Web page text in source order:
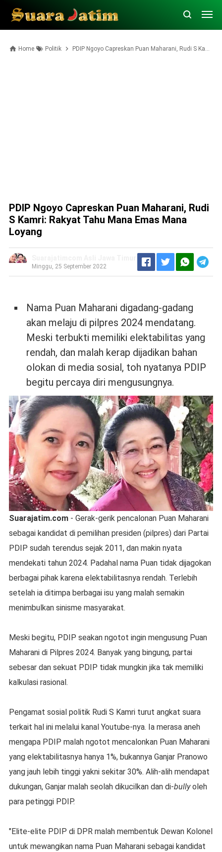
Home Politik PDIP Ngoyo Capreskan Puan Maharani, Rudi S Kamri: Rakyat Tahu Mana Emas Mana Loyang
PDIP Ngoyo Capreskan Puan Maharani, Rudi
S Kamri: Rakyat Tahu Mana Emas Mana
Loyang
Minggu, 25 September 2022
Nama Puan Maharani digadang-gadang
akan melaju di pilpres 2024 mendatang.
Meski terbukti memiliki elektabilitas yang
rendah, dan malah kerap dijadikan bahan
olokan di media sosial, toh nyatanya PDIP
begitu percaya diri mengusungnya.
Suarajatim.com- Gerak-gerik pencalonan Puan Maharani
sebagai kandidat di pemilihan presiden (pilpres) dari Partai
PDIP sudah terendus sejak 2011, dan makin nyata
mendekati tahun 2024. Padahal nama Puan tidak dijagokan
berbagai pihak karena elektabilitasnya rendah. Terlebih
setelah ia ditimpa berbagai isu yang malah semakin
menimbulkan sinisme masyarakat.
Meski begitu, PDIP seakan ngotot ingin mengusung Puan
Maharani di Pilpres 2024. Banyak yang bingung, partai
sebesar dan sekuat PDIP tidak mungkin jika tak memiliki
kalkulasi rasional.
Pengamat sosial politik Rudi S Kamri turut angkat suara
terkait hal ini melalui kanal Youtube-nya. Ia merasa aneh
mengapa PDIP malah ngotot mencalonkan Puan Maharani
yang elektabilitasnya hanya 1%, bukannya Ganjar Pranowo
yang jauh lebih tinggi yakni sekitar 30%. Alih-alih mendapat
dukungan, Ganjar malah seolah dikucilkan dan di-bullyoleh
para petinggi PDIP.
"Elite-elite PDIP di DPR malah membentuk Dewan Kolonel
untuk mewangikan nama Puan Maharani sebagai kandidat